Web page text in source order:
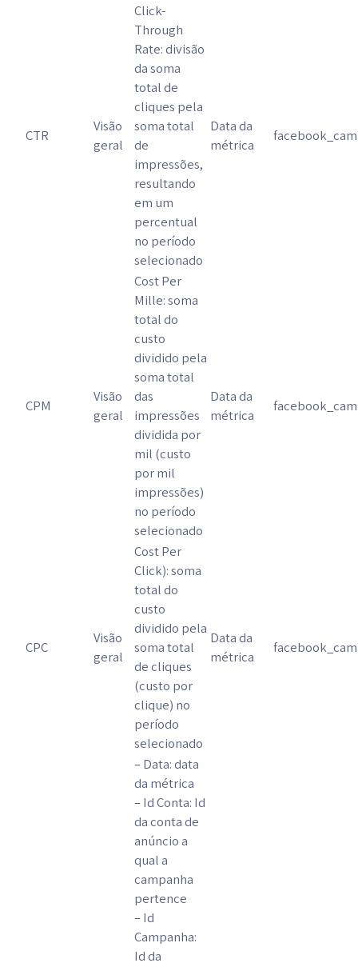
CTR
Visão
geral
Click-
Through
Rate: divisão
da soma
total de
cliques pela
soma total
de
impressões,
resultando
em um
percentual
no período
selecionado
Data da
métrica
CPM
Visão
geral
Cost Per
Mille: soma
total do
custo
dividido pela
soma total
das
impressões
dividida por
mil (custo
por mil
impressões)
no período
selecionado
Data da
métrica
CPC
Visão
geral
Cost Per
Click): soma
total do
custo
dividido pela
soma total
de cliques
(custo por
clique) no
período
selecionado
Data da
métrica
– Data: data
da métrica
– Id Conta: Id
da conta de
anúncio a
qual a
campanha
pertence
– Id
Campanha:
Id da